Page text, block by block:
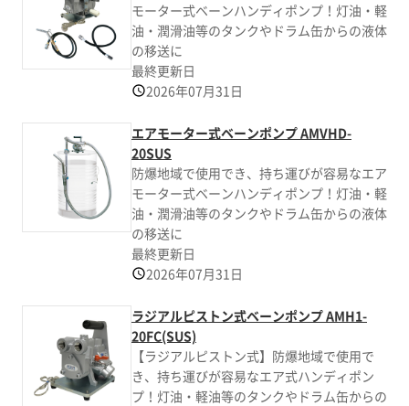
モーター式ベーンハンディポンプ！灯油・軽
油・潤滑油等のタンクやドラム缶からの液体
の移送に
最終更新日
2026年07月31日
エアモーター式ベーンポンプ AMVHD-
20SUS
防爆地域で使用でき、持ち運びが容易なエア
モーター式ベーンハンディポンプ！灯油・軽
油・潤滑油等のタンクやドラム缶からの液体
の移送に
最終更新日
2026年07月31日
ラジアルピストン式ベーンポンプ AMH1-
20FC(SUS)
【ラジアルピストン式】防爆地域で使用で
き、持ち運びが容易なエア式ハンディポン
プ！灯油・軽油等のタンクやドラム缶からの